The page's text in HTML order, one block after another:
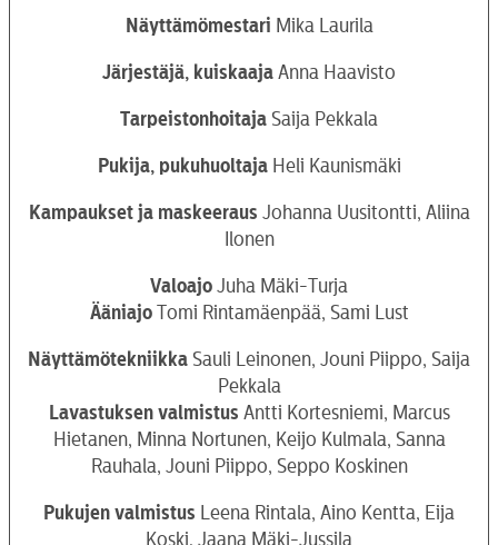
Näyttämömestari Mika Laurila
Järjestäjä, kuiskaaja Anna Haavisto
Tarpeistonhoitaja Saija Pekkala
Pukija, pukuhuoltajaHeli Kaunismäki
Kampaukset ja maskeeraus Johanna Uusitontti, Aliina
Ilonen
Valoajo Juha Mäki-Turja
ÄäniajoTomi Rintamäenpää, Sami Lust
Näyttämötekniikka Sauli Leinonen, Jouni Piippo, Saija
Pekkala
Lavastuksen valmistus Antti Kortesniemi, Marcus
Hietanen, Minna Nortunen, Keijo Kulmala, Sanna
Rauhala, Jouni Piippo, Seppo Koskinen
Pukujen valmistus
Leena Rintala, Aino Kentta, Eija
Koski, Jaana Mäki-Jussila